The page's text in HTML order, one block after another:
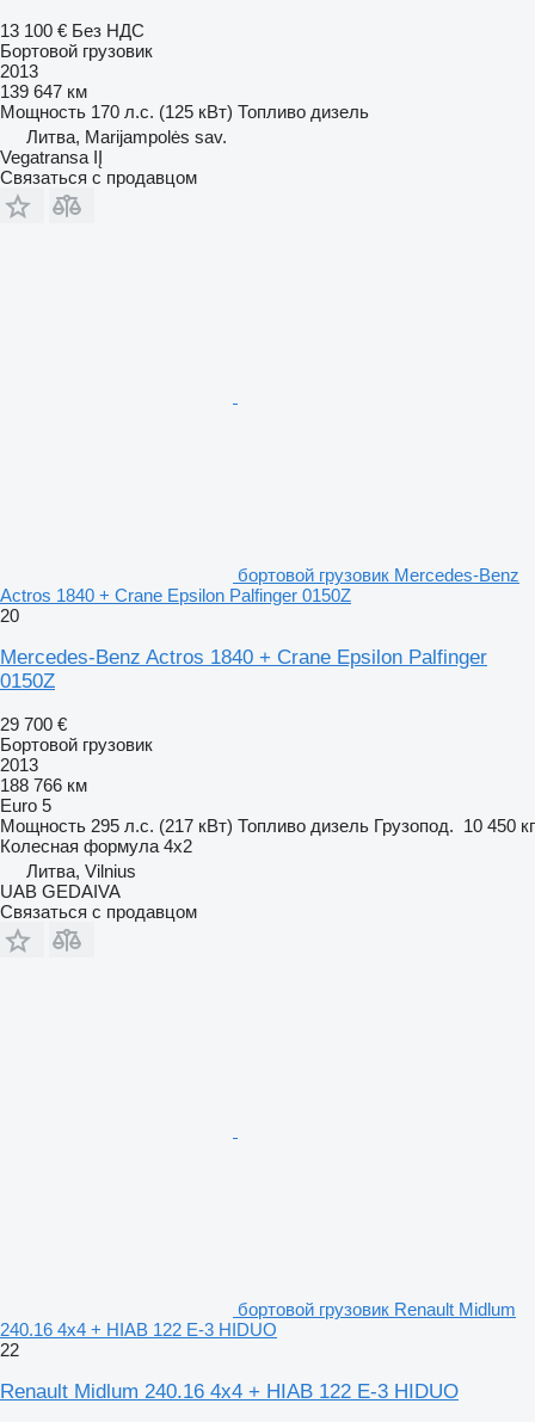
13 100 € Без НДС
Бортовой грузовик
2013
139 647 км
Мощность 170 л.с. (125 кВт) Топливо дизель
Литва, Marijampolės sav.
Vegatransa IĮ
Связаться с продавцом
бортовой грузовик Mercedes-Benz
Actros 1840 + Crane Epsilon Palfinger 0150Z
20
Mercedes-Benz Actros 1840 + Crane Epsilon Palfinger
0150Z
29 700 €
Бортовой грузовик
2013
188 766 км
Euro 5
Мощность 295 л.с. (217 кВт) Топливо дизель Грузопод. 10 450 кг
Колесная формула 4x2
Литва, Vilnius
UAB GEDAIVA
Связаться с продавцом
бортовой грузовик Renault Midlum
240.16 4x4 + HIAB 122 E-3 HIDUO
22
Renault Midlum 240.16 4x4 + HIAB 122 E-3 HIDUO